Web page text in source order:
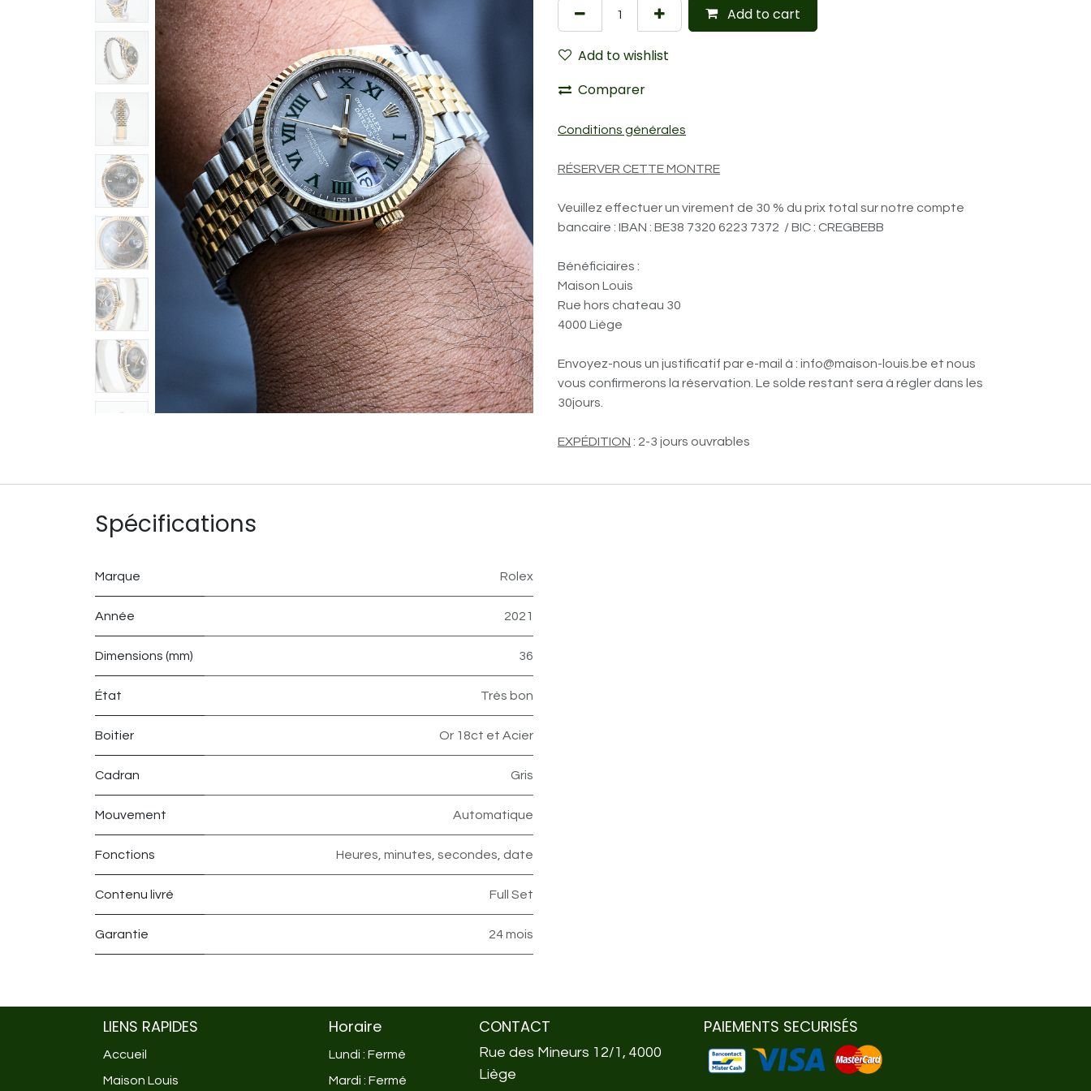
Add to cart
Add to wishlist
Comparer
Conditions générales
RÉSERVER CETTE MONTRE
Veuillez effectuer un virement de 30 % du prix total sur notre compte
bancaire : IBAN : BE38 7320 6223 7372 / BIC : CREGBEBB
Bénéficiaires :
Maison Louis
Rue hors chateau 30
4000 Liège
Envoyez-nous un justificatif par e-mail à : info@maison-louis.be et nous
vous confirmerons la réservation. Le solde restant sera à régler dans les
30jours.
EXPÉDITION : 2-3 jours ouvrables
Spécifications
Marque Rolex
Année 2021
Dimensions (mm) 36
État Très bon
Boitier Or 18ct et Acier
Cadran Gris
Mouvement Automatique
Fonctions Heures, minutes, secondes, date
Contenu livré Full Set
Garantie 24 mois
LIENS RAPIDES
Accueil
Maison Louis
Horaire
Lundi : Fermé
Mardi : Fermé
CONTACT
Rue des Mineurs 12/1, 4000
Liège
PAIEMENTS SECURISÉS